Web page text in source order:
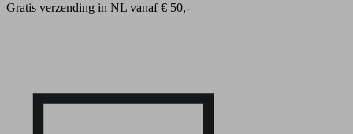
Gratis verzending in NL vanaf € 50,-